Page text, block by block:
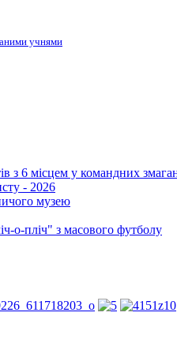
учнями
з 6 місцем у командних
- 2026
музею
о-пліч" з масового футболу